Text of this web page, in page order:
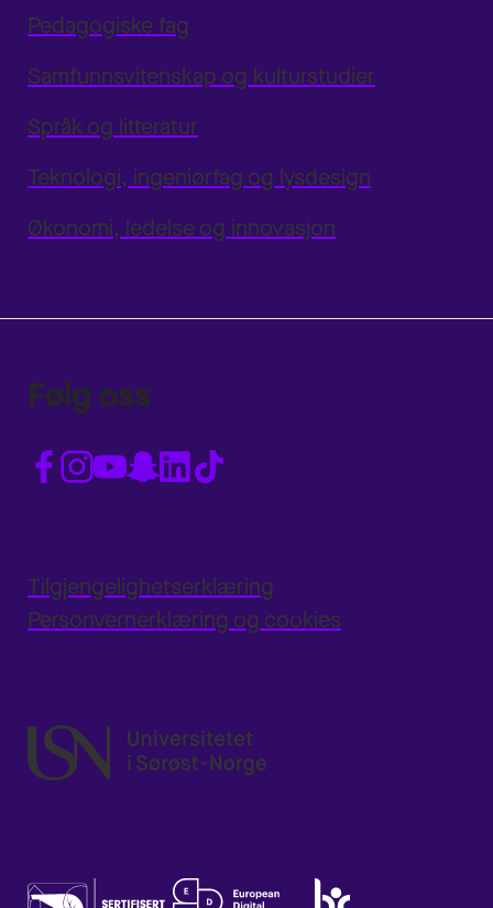
Pedagogiske fag
Samfunnsvitenskap og kulturstudier
Språk og litteratur
Teknologi, ingeniørfag og lysdesign
Økonomi, ledelse og innovasjon
Følg oss
Tilgjengelighetserklæring
Personvernerklæring og cookies